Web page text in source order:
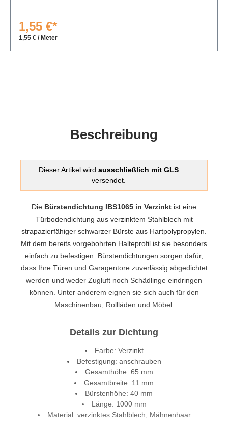
1,55 €*
1,55 € / Meter
Beschreibung
Dieser Artikel wird ausschließlich mit GLS
versendet.
Die Bürstendichtung IBS1065 in Verzinkt ist eine
Türbodendichtung aus verzinktem Stahlblech mit
strapazierfähiger schwarzer Bürste aus Hartpolypropylen.
Mit dem bereits vorgebohrten Halteprofil ist sie besonders
einfach zu befestigen. Bürstendichtungen sorgen dafür,
dass Ihre Türen und Garagentore zuverlässig abgedichtet
werden und weder Zugluft noch Schädlinge eindringen
können. Unter anderem eignen sie sich auch für den
Maschinenbau, Rollläden und Möbel.
Details zur Dichtung
Farbe: Verzinkt
Befestigung: anschrauben
Gesamthöhe: 65 mm
Gesamtbreite: 11 mm
Bürstenhöhe: 40 mm
Länge: 1000 mm
Material: verzinktes Stahlblech, Mähnenhaar